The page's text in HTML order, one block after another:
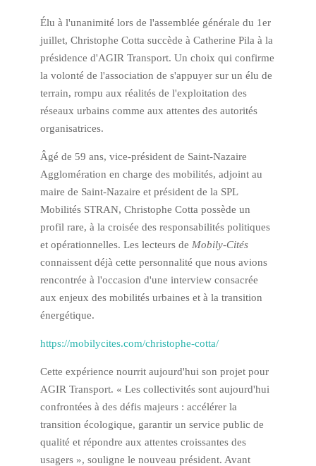
Élu à l'unanimité lors de l'assemblée générale du 1er
juillet, Christophe Cotta succède à Catherine Pila à la
présidence d'AGIR Transport. Un choix qui confirme
la volonté de l'association de s'appuyer sur un élu de
terrain, rompu aux réalités de l'exploitation des
réseaux urbains comme aux attentes des autorités
organisatrices.
Âgé de 59 ans, vice-président de Saint-Nazaire
Agglomération en charge des mobilités, adjoint au
maire de Saint-Nazaire et président de la SPL
Mobilités STRAN, Christophe Cotta possède un
profil rare, à la croisée des responsabilités politiques
et opérationnelles. Les lecteurs de Mobily-Cités
connaissent déjà cette personnalité que nous avions
rencontrée à l'occasion d'une interview consacrée
aux enjeux des mobilités urbaines et à la transition
énergétique.
https://mobilycites.com/christophe-cotta/
Cette expérience nourrit aujourd'hui son projet pour
AGIR Transport. « Les collectivités sont aujourd'hui
confrontées à des défis majeurs : accélérer la
transition écologique, garantir un service public de
qualité et répondre aux attentes croissantes des
usagers », souligne le nouveau président. Avant